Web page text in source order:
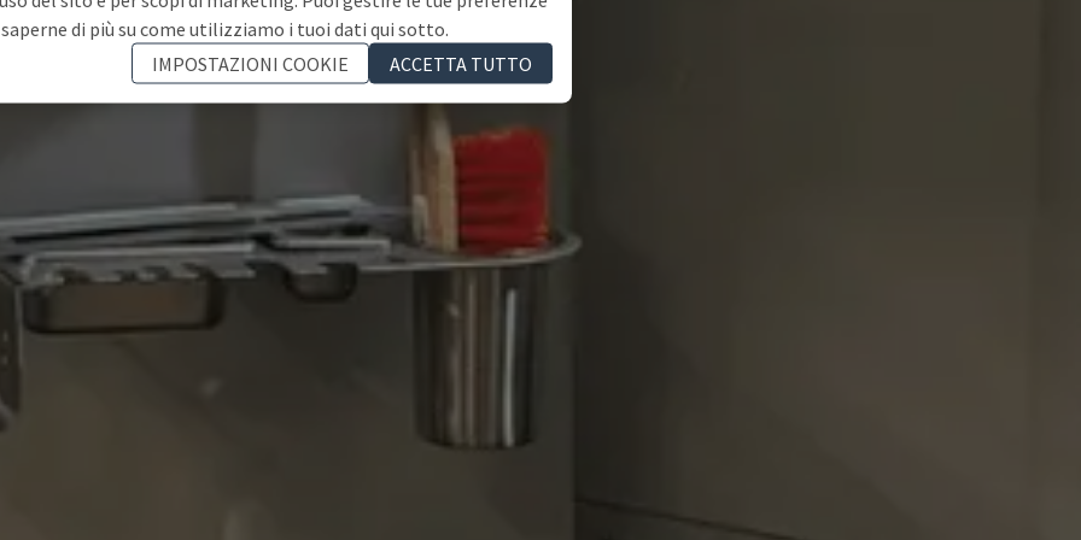
di più su come utilizziamo i tuoi dati qui sotto.
IMPOSTAZIONI COOKIE
ACCETTA TUTTO